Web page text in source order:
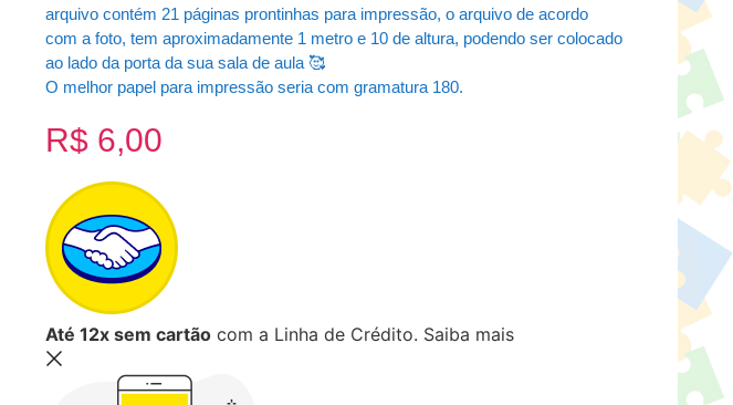
arquivo contém 21 páginas prontinhas para impressão, o arquivo de acordo
com a foto, tem aproximadamente 1 metro e 10 de altura, podendo ser colocado
ao lado da porta da sua sala de aula 🥰
O melhor papel para impressão seria com gramatura 180.
R$ 6,00
Até 12x sem cartão com a Linha de Crédito. Saiba mais